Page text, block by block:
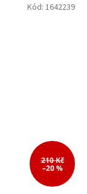
210 Kč
–20 %
Kód: 1642239